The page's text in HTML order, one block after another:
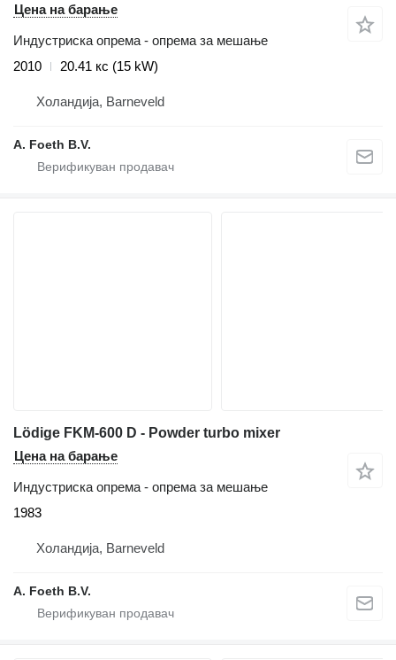
Цена на барање
Индустриска опрема - опрема за мешање
2010
20.41 кс (15 kW)
Холандија, Barneveld
A. Foeth B.V.
Lödige FKM-600 D - Powder turbo mixer
Цена на барање
Индустриска опрема - опрема за мешање
1983
Холандија, Barneveld
A. Foeth B.V.